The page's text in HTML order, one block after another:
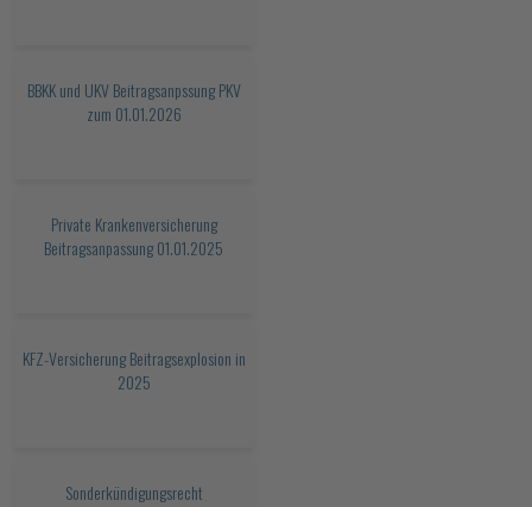
BBKK und UKV Beitragsanpssung PKV
zum 01.01.2026
Private Krankenversicherung
Beitragsanpassung 01.01.2025
KFZ-Versicherung Beitragsexplosion in
2025
Sonderkündigungsrecht